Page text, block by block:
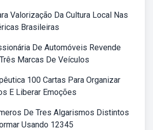
Valorização Da Cultura Local Nas
Brasileiras
De Automóveis Revende
Marcas De Veículos
100 Cartas Para Organizar
E Liberar Emoções
De Tres Algarismos Distintos
Usando 12345